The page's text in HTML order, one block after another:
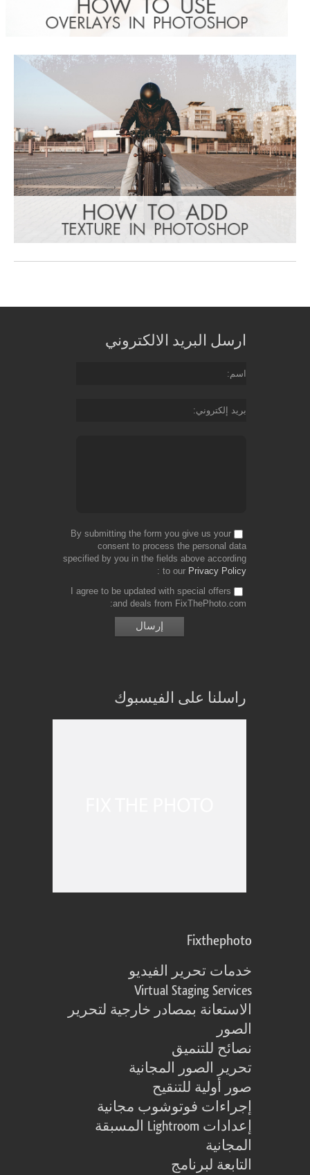
ارسل البريد الالكتروني
اسم
بريد إلكتروني
By submitting the form you give us your
consent to process the personal data
specified by you in the fields above according
to our Privacy Policy
I agree to be updated with special offers
and deals from FixThePhoto.com
راسلنا على الفيسبوك
Fixthephoto
خدمات تحرير الفيديو
Virtual Staging Services
الاستعانة بمصادر خارجية لتحرير
الصور
نصائح للتنميق
تحرير الصور المجانية
صور أولية للتنقيح
إجراءات فوتوشوب مجانية
إعدادات Lightroom المسبقة
المجانية
التابعة لبرنامج